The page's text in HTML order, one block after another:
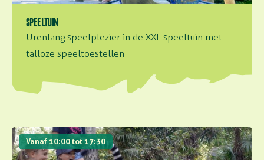
SPEELTUIN
Urenlang speelplezier in de XXL speeltuin met
talloze speeltoestellen
Vanaf 10:00 tot 17:30
Madagaskargebied